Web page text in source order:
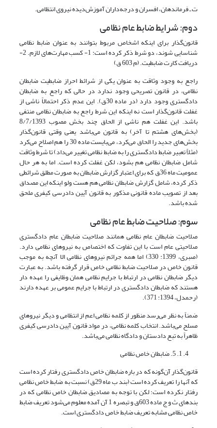
ت ـ فرماندهان، افسران و درجه‌داران آموزش‌دیده نیروی انتظامی.
دوم: شرایط ضابط عام نظامی
قانون‌گذار برای اینکه اشخاص مربوط بتوانند به عنوان ضابط نظامی
شناسایی شوند، دو شرط ذکر کرده است: 1- کسب مهارت‌های لازم. 2-
دریافت کارت ضابطیت. (م 603 ق)
راجع به وجود وثاقت به عنوان یکی از شرائط احراز ضابطیت ضابطان
نظامی، در قانون تصریحی وجود ندارد در حالی که راجع به ضابطان
دادگستری وجود دارد (در ماده 30ق). این عدم ذکر احتمالاً ناشی از
غفلت قانون‌گذار است نه اینکه این شرط راجع به ضابطان نظامی منتفی
باشد. این غفلت هم ناشی از الحاق چند بخش مصوب 8/7/1393
(بخش‌های هشتم تا آخر) به قانون می‌باشد یعنی وقتی قانون‌گذار
بخش‌های جدید را الحاق می‌کرد، می‌بایست ماده 30 را هم اصلاح می‌کرد
(مثلاً تعبیر ضابط دادگستری را به ضابط نظامی تغییر می‌داد) تا شرط وثاقت
شامل ضابطان نظامی هم بشود، لکن غفلت کرده است. اما به هر حال
عمومیت ماه 36ق که برای اعتبار گزارش ضابطان به صورت مطلق شرائطی
ذکر کرده، شامل گزارش ضابطان نظامی هم هست ولو اینکه این مصداق
بعد از تصویب ماده قانونی مذکور به قانون آیین دادرسی کیفری ملحق
شده باشد.
سوم: صلاحیت ضابط عام نظامی
صلاحیت ضابطان عام نظامی همانند صلاحیت ضابطان عام دادگستری
صلاحیتی عام است با این تفاوت که اختصاص به نیروهای نظامی دارد.
(صبری، 1399: 330) اما همه جرائم نیروهای نظامی الا آنچه به موجب
قانون خاص در صلاحیت ضابط نظامی خاص قرار گرفته باشد. به عبارت
دیگر ضابطان نظامی در ارتباط با جرایم نظامی همان وظایفی را عهده دار
هستند که ضابطان دادگستری در ارتباط با جرایم عمومی بر عهده دارند
(رحمدل، 1394: 371).
ضمناً به نظر می‌رسد منظور از کلمه نظامی اعم از انتظامی و دیگر نیروهای
مسلح می‌باشد. انتخاب کلمه نظامی، در مواد قانون آیین دادرسی کیفری
ظاهراً به تبع دادستان و دادگاه نظامی می‌باشد.
1. 5. ضابطان خاص نظامی
قانون‌گذار آن‌گونه که در باره ضابطان خاص دادگستری رفتار کرده است
که آنها را تعریف کرده است (بند ب ماه 29ق) نسبت به ضابط خاص نظامی
رفتار نکرده است؛ لکن با توجه به مصادیق ضابطان خاص نظامی که در
بندهای ث و ج ماده 603ق و تبصره 1 آن آمده معلوم می‌شود تعریف ضابط
خاص نظامی مشابه تعریف ضابط خاص دادگستری است.